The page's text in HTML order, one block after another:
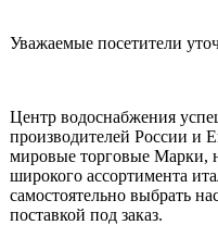
Уважаемые посетители
Центр водоснабжения
производителей России и
мировые торговые Марки,
широкого ассортимента
самостоятельно выбрать
поставкой под заказ.